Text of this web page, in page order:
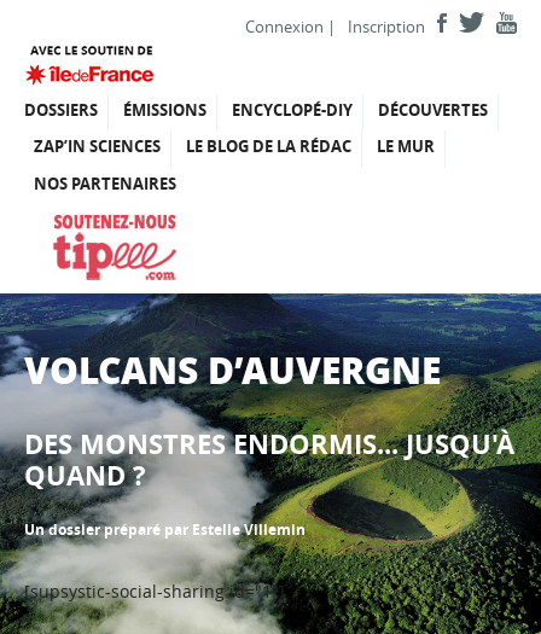
Connexion | Inscription
DOSSIERS ÉMISSIONS ENCYCLOPÉ-DIY
DÉCOUVERTES
ZAP’IN SCIENCES
LE BLOG DE LA RÉDAC
LE MUR
NOS PARTENAIRES
VOLCANS D’AUVERGNE
DES MONSTRES ENDORMIS... JUSQU'À
QUAND ?
Un dossier préparé par Estelle Villemin
[supsystic-social-sharing id="1"]